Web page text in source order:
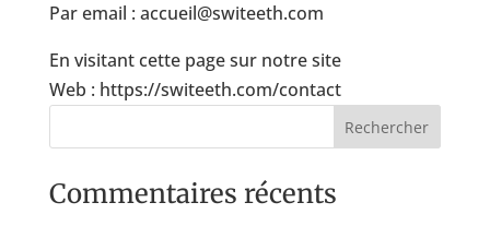
Par email : accueil@switeeth.com
En visitant cette page sur notre site
Web : https://switeeth.com/contact
Commentaires récents